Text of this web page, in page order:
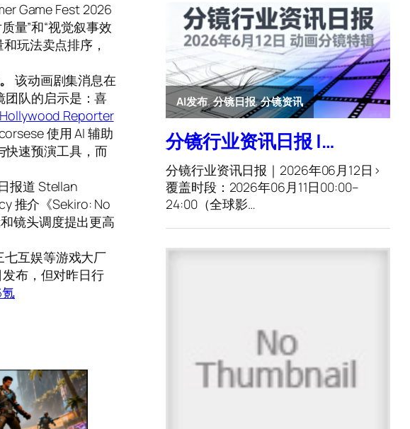
Game Fest 2026
量”和“视觉叙事效
玩法卖点排序，
该动画剧集消息在
团队的启示是：喜
Reporter
使用 AI 辅助
快速预演工具，而
报道 Stellan
推介《Sekiro: No
镜头调度提出更高
互娱等游戏大厂
布，但对昨日行